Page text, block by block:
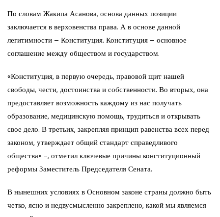
По словам Жакипа Асанова, основа данных позиции
заключается в верховенства права. А в основе данной
легитимности – Конституция. Конституция – основное
соглашение между обществом и государством.
«Конституция, в первую очередь, правовой щит нашей
свободы, чести, достоинства и собственности. Во вторых, она
предоставляет возможность каждому из нас получать
образование, медицинскую помощь, трудиться и открывать
свое дело. В третьих, закрепляя принцип равенства всех перед
законом, утверждает общий стандарт справедливого
общества» -, отметил ключевые причины конституционный
реформы Заместитель Председателя Сената.
В нынешних условиях в Основном законе страны должно быть
четко, ясно и недвусмысленно закреплено, какой мы являемся